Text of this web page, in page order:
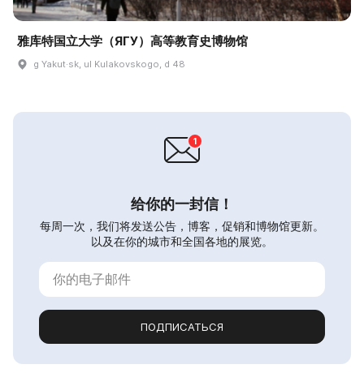
雅库特国立大学（ЯГУ）高等教育史博物馆
g Yakut·sk, ul Kulakovskogo, d 48
给你的一封信！
每周一次，我们将发送公告，博客，促销和博物馆更新。
以及在你的城市和全国各地的展览。
ПОДПИСАТЬСЯ